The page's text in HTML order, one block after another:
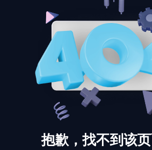
抱歉，找不到该页